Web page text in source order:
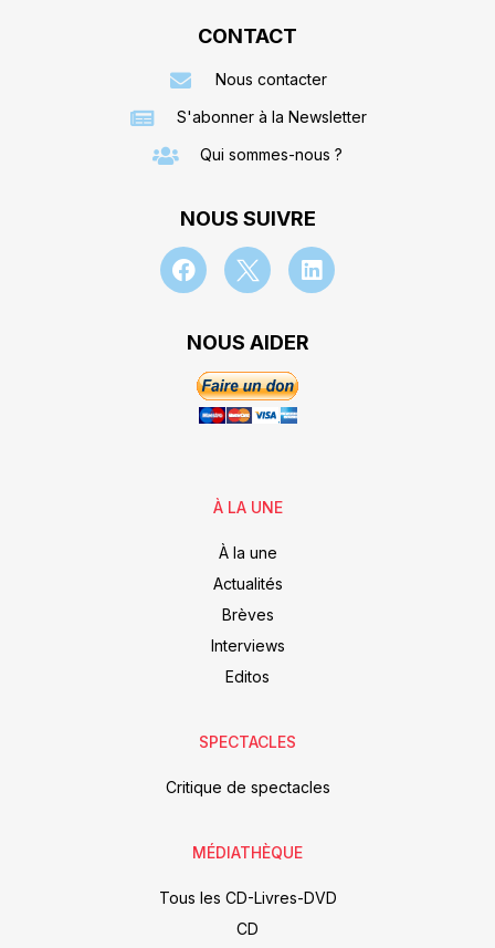
CONTACT
Nous contacter
S'abonner à la Newsletter
Qui sommes-nous ?
NOUS SUIVRE
NOUS AIDER
À LA UNE
À la une
Actualités
Brèves
Interviews
Editos
SPECTACLES
Critique de spectacles
MÉDIATHÈQUE
Tous les CD-Livres-DVD
CD